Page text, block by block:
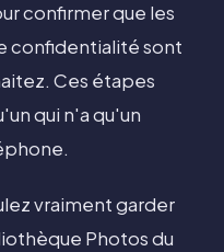
confirmer que les
confidentialité sont
Ces étapes
qui n'a qu'un
vraiment garder
Photos du